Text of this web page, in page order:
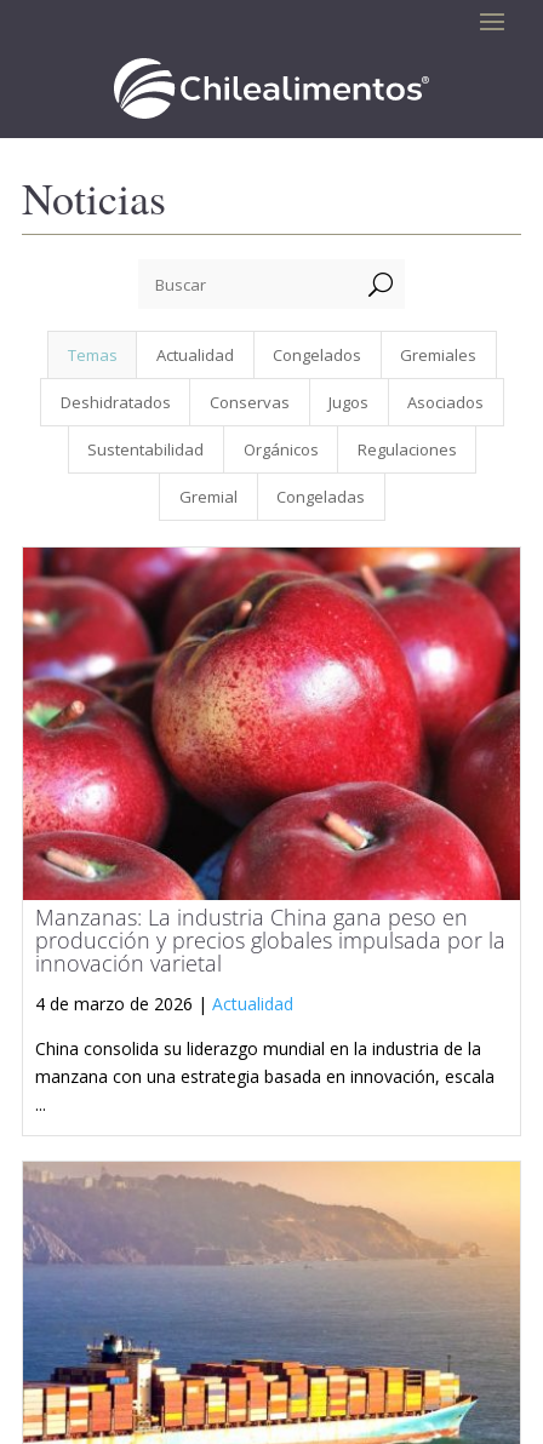
Noticias
U
Temas Actualidad Congelados Gremiales
Deshidratados Conservas Jugos Asociados
Sustentabilidad Orgánicos Regulaciones
Gremial Congeladas
Manzanas: La industria China gana peso en
producción y precios globales impulsada por la
innovación varietal
4 de marzo de 2026 | Actualidad
China consolida su liderazgo mundial en la industria de la
manzana con una estrategia basada en innovación, escala
...